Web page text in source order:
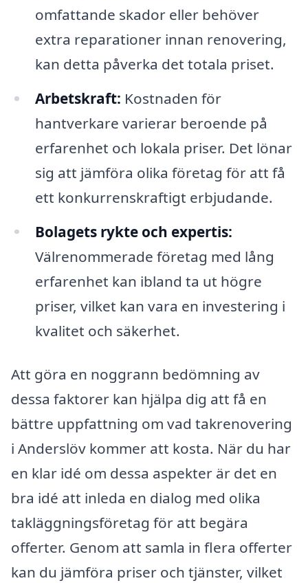
omfattande skador eller behöver
extra reparationer innan renovering,
kan detta påverka det totala priset.
Arbetskraft: Kostnaden för
hantverkare varierar beroende på
erfarenhet och lokala priser. Det lönar
sig att jämföra olika företag för att få
ett konkurrenskraftigt erbjudande.
Bolagets rykte och expertis:
Välrenommerade företag med lång
erfarenhet kan ibland ta ut högre
priser, vilket kan vara en investering i
kvalitet och säkerhet.
Att göra en noggrann bedömning av
dessa faktorer kan hjälpa dig att få en
bättre uppfattning om vad takrenovering
i Anderslöv kommer att kosta. När du har
en klar idé om dessa aspekter är det en
bra idé att inleda en dialog med olika
takläggningsföretag för att begära
offerter. Genom att samla in flera offerter
kan du jämföra priser och tjänster, vilket